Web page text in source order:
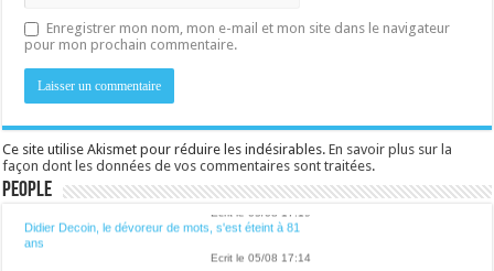
Enregistrer mon nom, mon e-mail et mon site dans le navigateur
pour mon prochain commentaire.
Ce site utilise Akismet pour réduire les indésirables.En savoir plus sur la
façon dont les données de vos commentaires sont traitées.
People
Lalibre.be - CULTURE
Quand le Poverello cuit du pain pour les riches
Didier Decoin, le dévoreur de mots, s'est éteint à 81
ans
Ecrit le 05/08 17:14